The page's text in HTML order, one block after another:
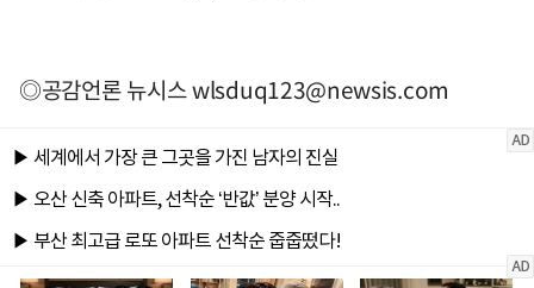
◎공감언론 뉴시스wlsduq123@newsis.com